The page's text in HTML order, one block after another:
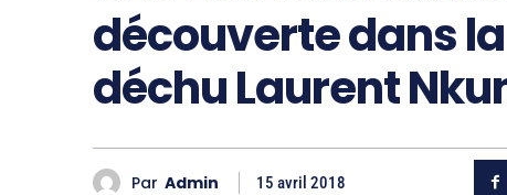
découverte dans
déchu Laurent
Par Admin 15 avril 2018